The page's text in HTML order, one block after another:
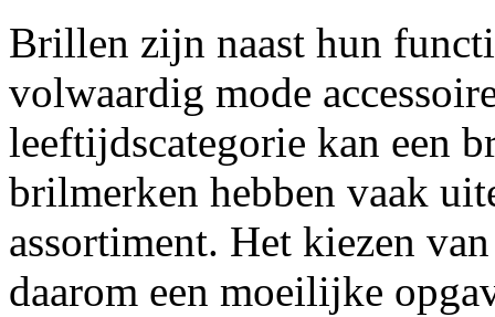
Brillen zijn naast hun
volwaardig mode
leeftijdscategorie kan een
brilmerken hebben vaak
assortiment. Het kiezen
daarom een moeilijke